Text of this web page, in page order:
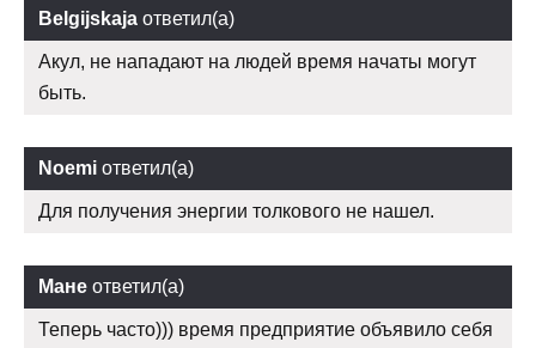
Belgijskaja ответил(а)
Акул, не нападают на людей время начаты могут
быть.
Noemi ответил(а)
Для получения энергии толкового не нашел.
Мане ответил(а)
Теперь часто))) время предприятие объявило себя